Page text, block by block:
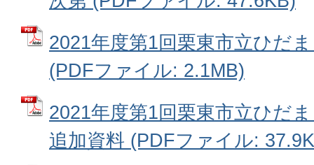
2021年度第1回栗東市立ひだ
(PDFファイル: 2.1MB)
2021年度第1回栗東市立ひだ
追加資料 (PDFファイル: